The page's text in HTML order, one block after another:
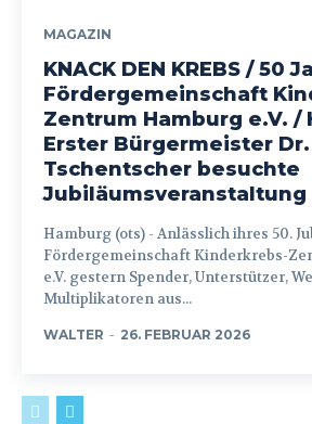
MAGAZIN
KNACK DEN KREBS / 50
Fördergemeinschaft
Zentrum Hamburg e.V. /
Erster Bürgermeister
Tschentscher besuchte
Jubiläumsveranstaltung
Hamburg (ots) - Anlässlich ihres 50. Jubiläums lud die
Fördergemeinschaft Kinderkrebs-
e.V. gestern Spender, Unterstützer,
Multiplikatoren aus...
WALTER - 26. FEBRUAR 2026